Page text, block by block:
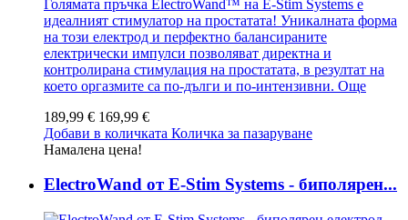
Голямата пръчка ElectroWand™ на E-Stim Systems е
идеалният стимулатор на простатата! Уникалната форма
на този електрод и перфектно балансираните
електрически импулси позволяват директна и
контролирана стимулация на простатата, в резултат на
което оргазмите са по-дълги и по-интензивни. Още
189,99 € 169,99 €
Добави в количката Количка за пазаруване
Намалена цена!
ElectroWand от E-Stim Systems - биполярен...